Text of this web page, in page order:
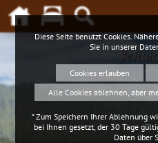
Diese Seite benutzt Cookies.
Sie in unserer
Cookies erlauben
Alle Cookies ablehnen, aber
* Zum Speichern Ihrer Ablehnung
bei Ihnen gesetzt, der 30 Tage
Daten über